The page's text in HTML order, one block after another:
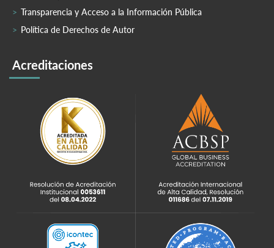
Transparencia y Acceso a la Información Pública
Política de Derechos de Autor
Acreditaciones